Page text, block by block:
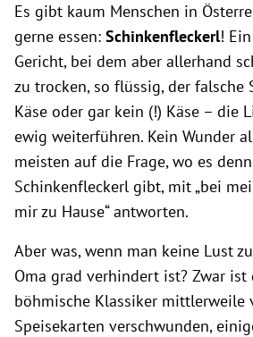
Es gibt kaum Menschen in
gerne essen: Schinkenfleckerl!
Gericht, bei dem aber allerhand
zu trocken, so flüssig, der falsche
Käse oder gar kein (!) Käse – die
ewig weiterführen. Kein Wunder
meisten auf die Frage, wo es
Schinkenfleckerl gibt, mit „bei
mir zu Hause“ antworten.
Aber was, wenn man keine Lust
Oma grad verhindert ist? Zwar ist
böhmische Klassiker mittlerweile
Speisekarten verschwunden,